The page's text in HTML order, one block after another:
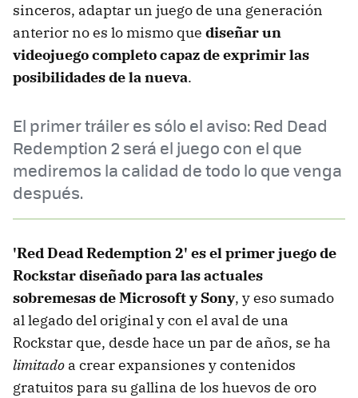
sinceros, adaptar un juego de una generación
anterior no es lo mismo que diseñar un
videojuego completo capaz de exprimir las
posibilidades de la nueva.
El primer tráiler es sólo el aviso: Red Dead
Redemption 2 será el juego con el que
mediremos la calidad de todo lo que venga
después.
'Red Dead Redemption 2' es el primer juego de
Rockstar diseñado para las actuales
sobremesas de Microsoft y Sony, y eso sumado
al legado del original y con el aval de una
Rockstar que, desde hace un par de años, se ha
limitado a crear expansiones y contenidos
gratuitos para su gallina de los huevos de oro